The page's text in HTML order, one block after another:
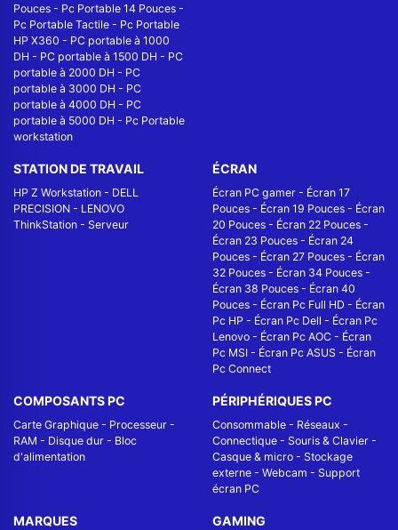
Pouces - Pc Portable 14 Pouces -
Pc Portable Tactile - Pc Portable
HP X360 - PC portable à 1000
DH - PC portable à 1500 DH - PC
portable à 2000 DH - PC
portable à 3000 DH - PC
portable à 4000 DH - PC
portable à 5000 DH - Pc Portable
workstation
STATION DE TRAVAIL
HP Z Workstation - DELL
PRECISION - LENOVO
ThinkStation - Serveur
ÉCRAN
Écran PC gamer - Écran 17
Pouces - Écran 19 Pouces - Écran
20 Pouces - Écran 22 Pouces -
Écran 23 Pouces - Écran 24
Pouces - Écran 27 Pouces - Écran
32 Pouces - Écran 34 Pouces -
Écran 38 Pouces - Écran 40
Pouces - Écran Pc Full HD - Écran
Pc HP - Écran Pc Dell - Écran Pc
Lenovo - Écran Pc AOC - Écran
Pc MSI - Écran Pc ASUS - Écran
Pc Connect
COMPOSANTS PC
Carte Graphique - Processeur -
RAM - Disque dur - Bloc
d'alimentation
PÉRIPHÉRIQUES PC
Consommable - Réseaux -
Connectique - Souris & Clavier -
Casque & micro - Stockage
externe - Webcam - Support
écran PC
MARQUES GAMING